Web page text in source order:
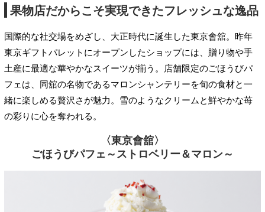
果物店だからこそ実現できたフレッシュな逸品
国際的な社交場をめざし、大正時代に誕生した東京會舘。昨年
東京ギフトパレットにオープンしたショップには、贈り物や手
土産に最適な華やかなスイーツが揃う。店舗限定のごほうびパ
フェは、同舘の名物であるマロンシャンテリーを旬の食材と一
緒に楽しめる贅沢さが魅力。雪のようなクリームと鮮やかな苺
の彩りに心を奪われる。
〈東京會舘〉
ごほうびパフェ～ストロベリー＆マロン～